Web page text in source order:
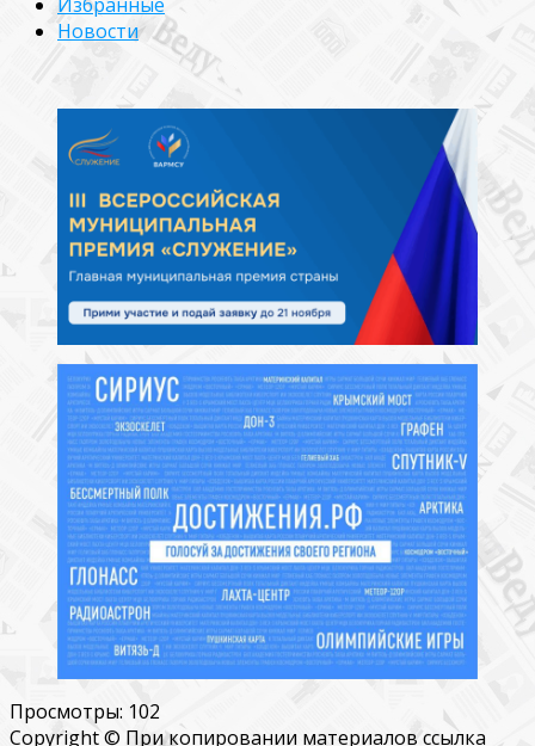
Избранные
Новости
Просмотры: 102
Copyright © При копировании материалов ссылка